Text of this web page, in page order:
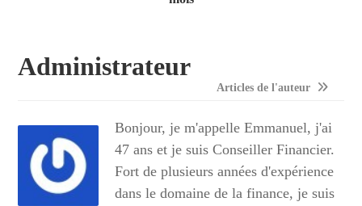
Administrateur
Articles de l'auteur
Bonjour, je m'appelle Emmanuel, j'ai
47 ans et je suis Conseiller Financier.
Fort de plusieurs années d'expérience
dans le domaine de la finance, je suis